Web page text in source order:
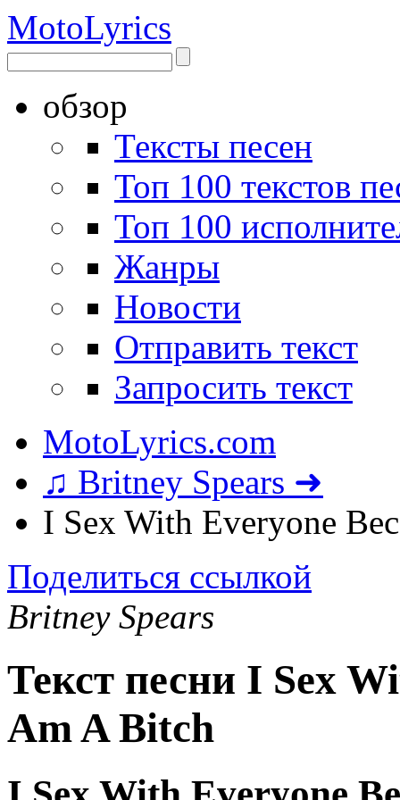
MotoLyrics
обзор
Тексты песен
Топ 100 текстов
Топ 100
Жанры
Новости
Отправить текст
Запросить текст
MotoLyrics.com
♫ Britney Spears ➜
I Sex With Everyone
Поделиться ссылкой
Britney Spears
Текст песни I Sex
Am A Bitch